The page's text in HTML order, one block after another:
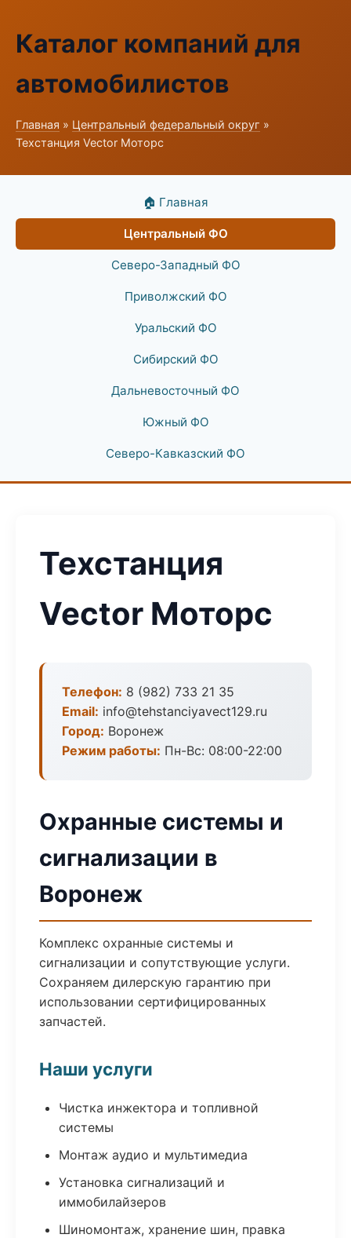
Каталог компаний для
автомобилистов
Главная » Центральный федеральный округ »
Техстанция Vector Моторс
🏠 Главная
Центральный ФО
Северо-Западный ФО
Приволжский ФО
Уральский ФО
Сибирский ФО
Дальневосточный ФО
Южный ФО
Северо-Кавказский ФО
Техстанция
Vector Моторс
Телефон: 8 (982) 733 21 35
Email: info@tehstanciyavect129.ru
Город: Воронеж
Режим работы: Пн-Вс: 08:00-22:00
Охранные системы и
сигнализации в
Воронеж
Комплекс охранные системы и
сигнализации и сопутствующие услуги.
Сохраняем дилерскую гарантию при
использовании сертифицированных
запчастей.
Наши услуги
Чистка инжектора и топливной
системы
Монтаж аудио и мультимедиа
Установка сигнализаций и
иммобилайзеров
Шиномонтаж, хранение шин, правка